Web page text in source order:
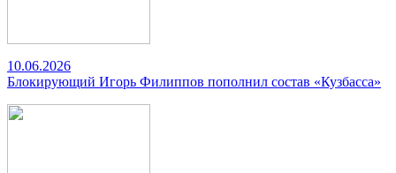
10.06.2026
Блокирующий Игорь Филиппов пополнил состав «Кузбасса»